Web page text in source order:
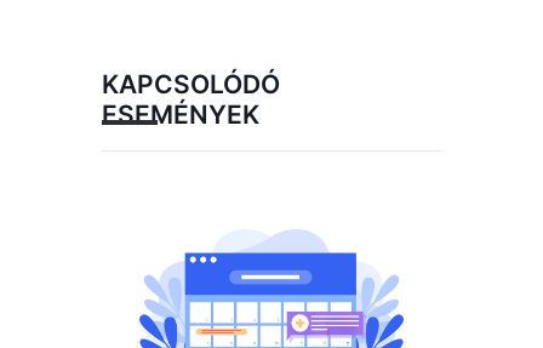
KAPCSOLÓDÓ
ESEMÉNYEK